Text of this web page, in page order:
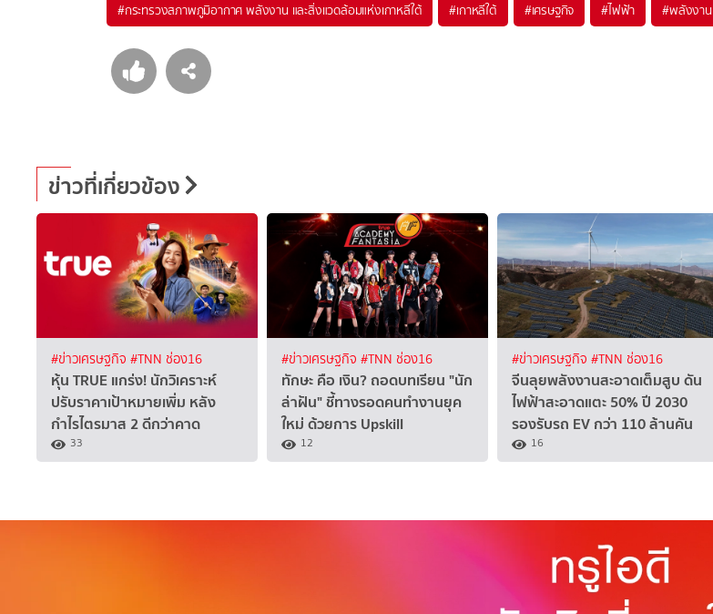
#กระทรวงสภาพภูมิอากาศ พลังงาน และสิ่งแวดล้อมแห่งเกาหลีใต้ #เกาหลีใต้ #เศรษฐกิจ #ไฟฟ้า #พลังงาน
ข่าวที่เกี่ยวข้อง
#ข่าวเศรษฐกิจ #TNN ช่อง16
หุ้น TRUE แกร่ง! นักวิเคราะห์
ปรับราคาเป้าหมายเพิ่ม หลัง
กำไรไตรมาส 2 ดีกว่าคาด
33
#ข่าวเศรษฐกิจ #TNN ช่อง16
ทักษะ คือ เงิน? ถอดบทเรียน "นัก
ล่าฝัน" ชี้ทางรอดคนทำงานยุค
ใหม่ ด้วยการ Upskill
12
#ข่าวเศรษฐกิจ #TNN ช่อง16
จีนลุยพลังงานสะอาดเต็มสูบ ดัน
ไฟฟ้าสะอาดแตะ 50% ปี 2030
รองรับรถ EV กว่า 110 ล้านคัน
16